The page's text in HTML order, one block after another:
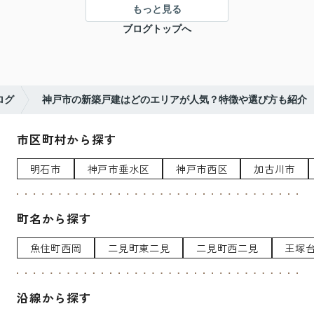
もっと見る
ブログトップへ
グ 神戸市の新築戸建はどのエリアが人気？特徴や選び方も紹介
市区町村から探す
明石市 神戸市垂水区 神戸市西区 加古川市
町名から探す
魚住町西岡 二見町東二見 二見町西二見 王塚
沿線から探す